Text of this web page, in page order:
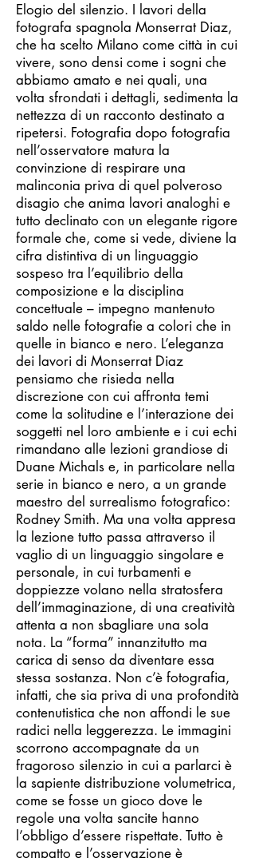
Elogio del silenzio. I lavori della
fotografa spagnola Monserrat Diaz,
che ha scelto Milano come città in cui
vivere, sono densi come i sogni che
abbiamo amato e nei quali, una
volta sfrondati i dettagli, sedimenta la
nettezza di un racconto destinato a
ripetersi. Fotografia dopo fotografia
nell’osservatore matura la
convinzione di respirare una
malinconia priva di quel polveroso
disagio che anima lavori analoghi e
tutto declinato con un elegante rigore
formale che, come si vede, diviene la
cifra distintiva di un linguaggio
sospeso tra l’equilibrio della
composizione e la disciplina
concettuale – impegno mantenuto
saldo nelle fotografie a colori che in
quelle in bianco e nero. L’eleganza
dei lavori di Monserrat Diaz
pensiamo che risieda nella
discrezione con cui affronta temi
come la solitudine e l’interazione dei
soggetti nel loro ambiente e i cui echi
rimandano alle lezioni grandiose di
Duane Michals e, in particolare nella
serie in bianco e nero, a un grande
maestro del surrealismo fotografico:
Rodney Smith. Ma una volta appresa
la lezione tutto passa attraverso il
vaglio di un linguaggio singolare e
personale, in cui turbamenti e
doppiezze volano nella stratosfera
dell’immaginazione, di una creatività
attenta a non sbagliare una sola
nota. La “forma” innanzitutto ma
carica di senso da diventare essa
stessa sostanza. Non c’è fotografia,
infatti, che sia priva di una profondità
contenutistica che non affondi le sue
radici nella leggerezza. Le immagini
scorrono accompagnate da un
fragoroso silenzio in cui a parlarci è
la sapiente distribuzione volumetrica,
come se fosse un gioco dove le
regole una volta sancite hanno
l’obbligo d’essere rispettate. Tutto è
compatto e l’osservazione è